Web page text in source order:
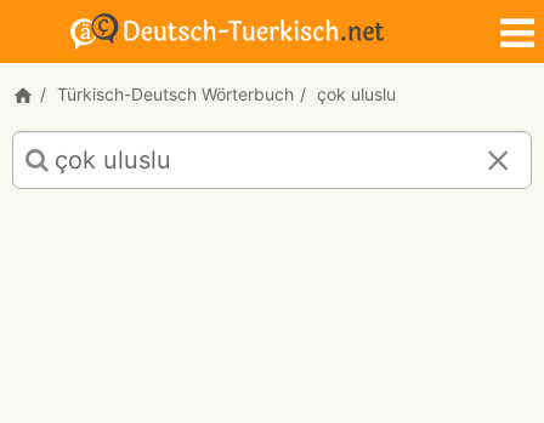
Türkisch-Deutsch Wörterbuch çok uluslu
Türkisch-
Deutsch
Übersetzung